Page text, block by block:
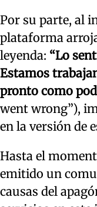
Por su parte, al
plataforma
leyenda: “Lo
Estamos
pronto como
went wrong”),
en la versión de
Hasta el
emitido un
causas del